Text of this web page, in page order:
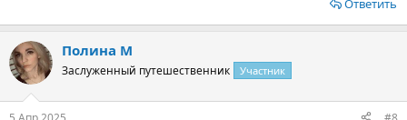
Ответить
Полина М
Заслуженный путешественник Участник